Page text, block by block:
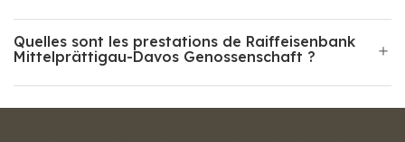
Quelles sont les prestations de Raiffeisenbank
Mittelprättigau-Davos Genossenschaft ?